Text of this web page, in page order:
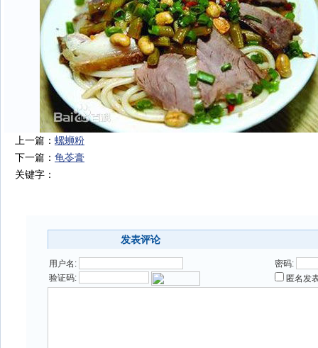
上一篇： 螺蛳粉
下一篇： 龟苓膏
关键字：
发表评论
用户名:
密码:
验证码:
匿名发